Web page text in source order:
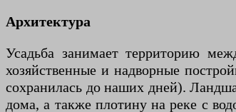
Архитектура
Усадьба занимает территорию
хозяйственные и надворные
сохранилась до наших дней).
дома, а также плотину на реке с